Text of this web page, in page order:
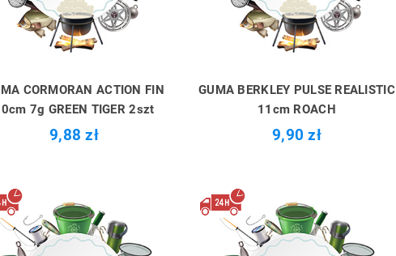
CORMORAN ACTION FIN
7g GREEN TIGER 2szt
9,88 zł
GUMA BERKLEY PULSE REALISTIC
11cm ROACH
9,90 zł